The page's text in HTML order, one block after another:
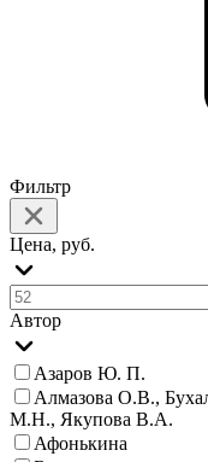
Фильтр
Цена, руб.
Автор
Азаров Ю. П.
Алмазова О.В.,
М.Н., Якупова В.А.
Афонькина